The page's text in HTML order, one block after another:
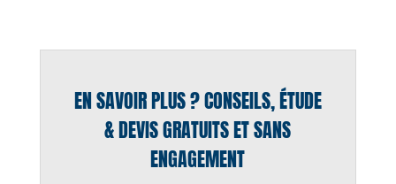
EN SAVOIR PLUS ? CONSEILS, ÉTUDE
& DEVIS GRATUITS ET SANS
ENGAGEMENT